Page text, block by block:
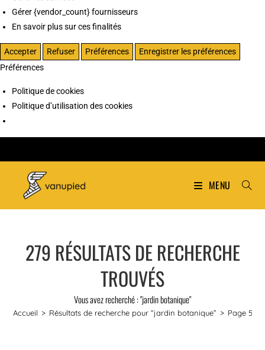
Gérer {vendor_count} fournisseurs
En savoir plus sur ces finalités
Accepter Refuser Préférences
Enregistrer les préférences
Préférences
Politique de cookies
Politique d’utilisation des cookies
MENU
279 RÉSULTATS DE RECHERCHE
TROUVÉS
Vous avez recherché : "jardin botanique"
Accueil > Résultats de recherche pour “jardin botanique” > Page 5